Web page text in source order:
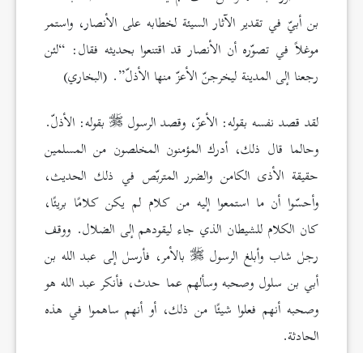
بن أبيّ في تقدير الآثار السيئة لخطابه على الأنصار، واستمر
موغلاً في تصوّره أن الأنصار قد اقتنعوا بحديثه فقال: “لئن
رجعنا إلى المدينة ليخرجنّ الأعزّ منها الأذلّ”. (البخاري)
لقد قصد نفسه بقوله: الأعزّ، وقصد الرسول
بقوله: الأذلّ.
وحالما قال ذلك، أدرك المؤمنون المخلصون من المسلمين
حقيقة الأذى الكامن والضرر المتربّص في ذلك الحديث،
وأحسّوا أن ما استمعوا إليه من كلام لم يكن كلامًا بريئًا،
كان الكلام للشيطان الذي جاء ليقودهم إلى الضلال. ووقف
رجل شاب وأبلغ الرسول
بالأمر، فأرسل إلى عبد الله بن
أبي بن سلول وصحبه وسألهم عما حدث، فأنكر عبد الله هو
وصحبه أنهم فعلوا شيئًا من ذلك، أو أنهم ساهموا في هذه
الحادثة.